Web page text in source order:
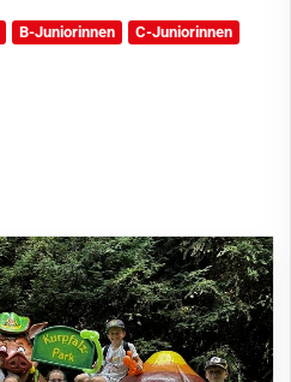
B-Juniorinnen
C-Juniorinnen